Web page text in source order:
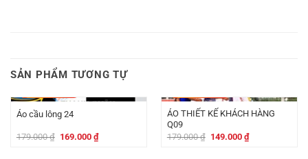
SẢN PHẨM TƯƠNG TỰ
Áo cầu lông 24
179.000₫ Giá
169.000 ₫Giá
hiện
ÁO THIẾT KẾ KHÁCH HÀNG
Q09
179.000₫ Giá
149.000 ₫Giá
hiện